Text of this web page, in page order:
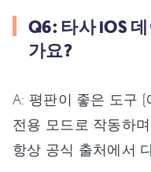
Q6: 타사 iOS
가요?
A: 평판이 좋은 도구
전용 모드로 작동하
항상 공식 출처에서